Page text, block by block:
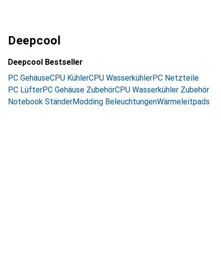
Deepcool
Deepcool Bestseller
PC GehäuseCPU KühlerCPU WasserkühlerPC Netzteile
PC LüfterPC Gehäuse ZubehörCPU Wasserkühler Zubehör
Notebook StänderModding BeleuchtungenWärmeleitpads